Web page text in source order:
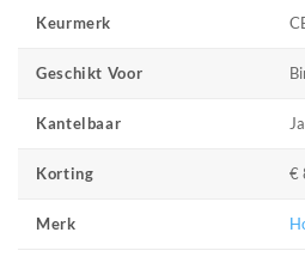
Keurmerk
Geschikt Voor
Kantelbaar Ja
Korting €
Merk